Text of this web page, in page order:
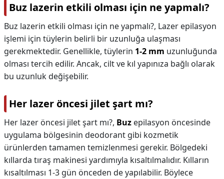
Buz lazerin etkili olması için ne yapmalı?
Buz lazerin etkili olması için ne yapmalı?, Lazer epilasyon
işlemi için tüylerin belirli bir uzunluğa ulaşması
gerekmektedir. Genellikle, tüylerin 1-2 mm uzunluğunda
olması tercih edilir. Ancak, cilt ve kıl yapınıza bağlı olarak
bu uzunluk değişebilir.
Her lazer öncesi jilet şart mı?
Her lazer öncesi jilet şart mı?, Buz epilasyon öncesinde
uygulama bölgesinin deodorant gibi kozmetik
ürünlerden tamamen temizlenmesi gerekir. Bölgedeki
kıllarda tıraş makinesi yardımıyla kısaltılmalıdır. Kılların
kısaltılması 1-3 gün önceden de yapılabilir. Böylece